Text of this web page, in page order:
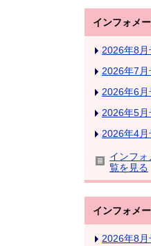
インフォメ
2026年8月
2026年7月
2026年6月
2026年5月
2026年4月
インフ
覧を見る
インフォメ
2026年8月